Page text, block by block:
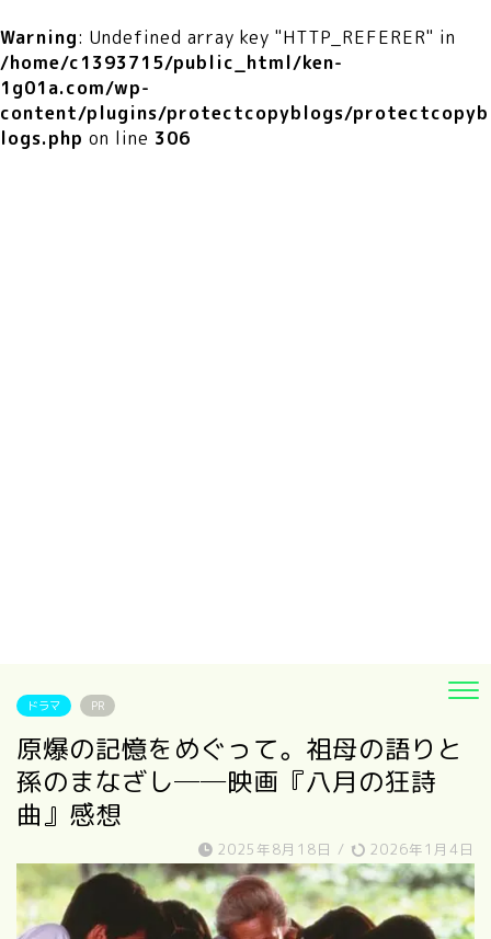
Warning: Undefined array key "HTTP_REFERER" in
/home/c1393715/public_html/ken-
1g01a.com/wp-
content/plugins/protectcopyblogs/protectcopyb
logs.php on line 306
ドラマ PR
原爆の記憶をめぐって。祖母の語りと
孫のまなざし──映画『八月の狂詩
曲』感想
2025年8月18日 / 2026年1月4日